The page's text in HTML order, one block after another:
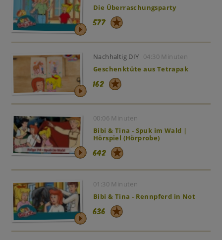
Die Überraschungsparty
577
Nachhaltig DIY 04:30 Minuten
Geschenktüte aus Tetrapak
162
00:06 Minuten
Bibi & Tina - Spuk im Wald |
Hörspiel (Hörprobe)
642
01:30 Minuten
Bibi & Tina - Rennpferd in Not
636